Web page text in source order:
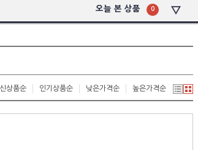
오늘 본 상품 0
신상품순 인기상품순 낮은가격순 높은가격순